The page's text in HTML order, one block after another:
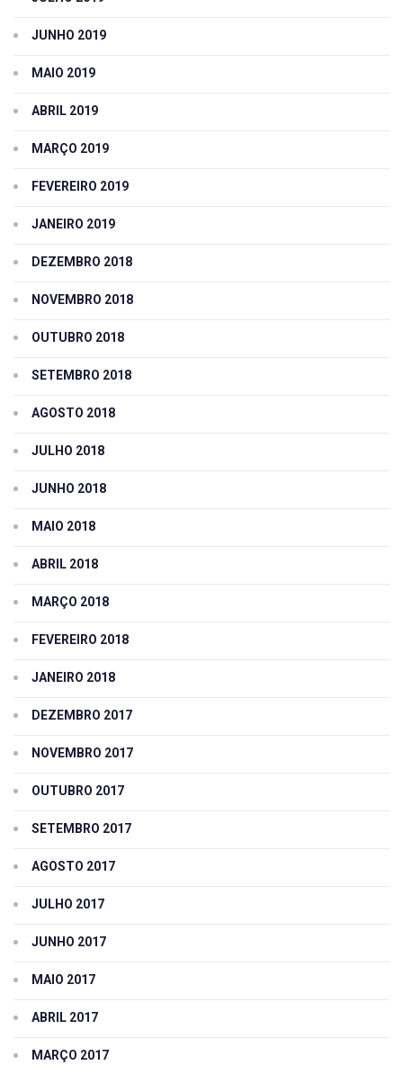
JUNHO 2019
MAIO 2019
ABRIL 2019
MARÇO 2019
FEVEREIRO 2019
JANEIRO 2019
DEZEMBRO 2018
NOVEMBRO 2018
OUTUBRO 2018
SETEMBRO 2018
AGOSTO 2018
JULHO 2018
JUNHO 2018
MAIO 2018
ABRIL 2018
MARÇO 2018
FEVEREIRO 2018
JANEIRO 2018
DEZEMBRO 2017
NOVEMBRO 2017
OUTUBRO 2017
SETEMBRO 2017
AGOSTO 2017
JULHO 2017
JUNHO 2017
MAIO 2017
ABRIL 2017
MARÇO 2017